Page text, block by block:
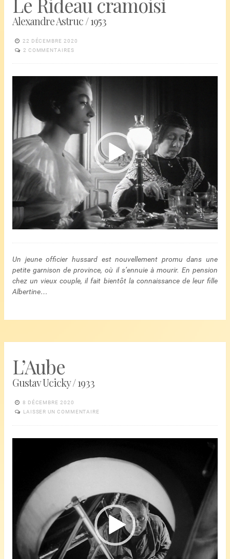
Alexandre Astruc / 1953
22 DÉCEMBRE 2020
2 COMMENTAIRES
Un jeune officier hussard est nouvellement promu dans une
petite garnison de province, où il s’ennuie à mourir. En pension
chez un vieux couple, il fait bientôt la connaissance de leur fille
Albertine…
L’Aube
Gustav Ucicky / 1933
8 DÉCEMBRE 2020
LAISSER UN COMMENTAIRE